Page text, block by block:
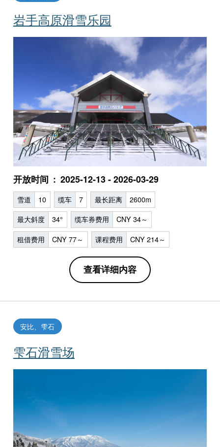
岩手高原滑雪乐园
开放时间 2025-12-13 - 2026-03-29
雪道 10 缆车 7 最长距离 2600m
最大斜度 34° 缆车券费用 CNY 34～
租借费用 CNY 77～ 课程费用 CNY 214～
查看详细内容
雫石滑雪场
安比、雫石